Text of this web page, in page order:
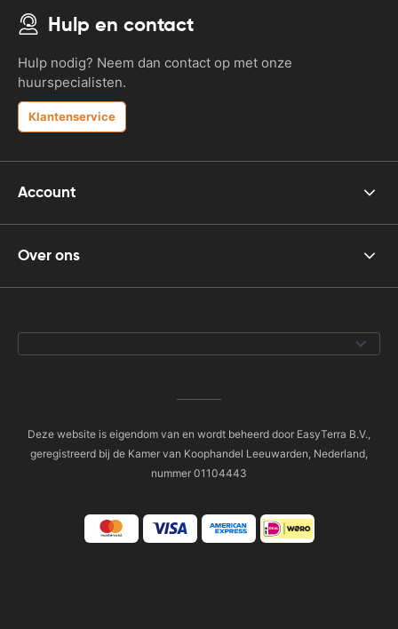
Hulp en contact
Hulp nodig? Neem dan contact op met onze
huurspecialisten.
Klantenservice
Account
Over ons
Deze website is eigendom van en wordt beheerd door EasyTerra B.V.,
geregistreerd bij de Kamer van Koophandel Leeuwarden, Nederland,
nummer 01104443